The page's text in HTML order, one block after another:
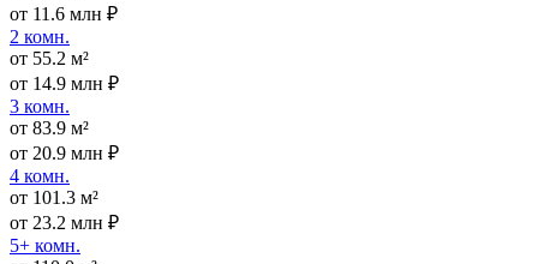
от 11.6 млн ₽
2 комн.
от 55.2 м²
от 14.9 млн ₽
3 комн.
от 83.9 м²
от 20.9 млн ₽
4 комн.
от 101.3 м²
от 23.2 млн ₽
5+ комн.